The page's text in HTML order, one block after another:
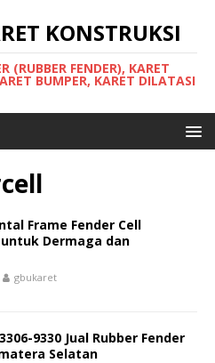
KONSTRUKSI
(RUBBER FENDER), KARET
BUMPER, KARET DILATASI
Frame Fender Cell
Dermaga dan
gbukaret
9330 Jual Rubber Fender
Selatan